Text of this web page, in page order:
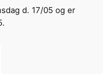
d. 17/05 og er